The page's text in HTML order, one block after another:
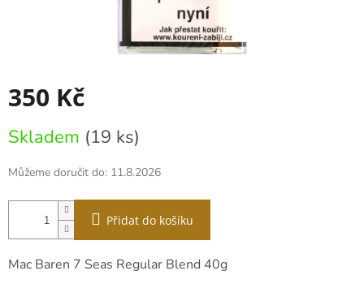
350 Kč
cena:
Skladem (19 ks)
Můžeme doručit do: 11.8.2026
Přidat do košíku
Mac Baren 7 Seas Regular Blend 40g